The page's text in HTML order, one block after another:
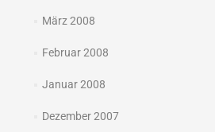
März 2008
Februar 2008
Januar 2008
Dezember 2007